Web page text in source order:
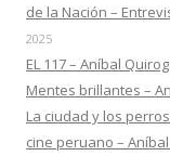
de la Nación –
2025
EL 117 – Aníbal
Mentes brillantes –
La ciudad y los
cine peruano –